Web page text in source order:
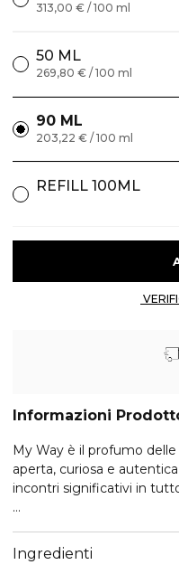
313,00 € / 100 ml
50 ML
269,80 € / 100 ml
90 ML
203,22 € / 100 ml
REFILL 100ML
Informazioni
My Way è il profumo
aperta, curiosa e
incontri significativi in
metodi sostenibili. Il
luminoso inizio
Ingredienti